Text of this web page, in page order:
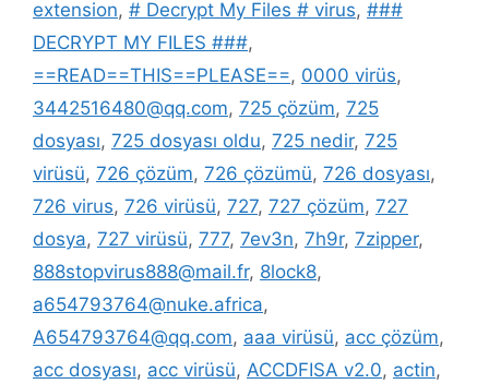
extension, # Decrypt My Files # virus, ###
DECRYPT MY FILES ###,
==READ==THIS==PLEASE==, 0000 virüs,
3442516480@qq.com, 725 çözüm, 725
dosyası, 725 dosyası oldu, 725 nedir, 725
virüsü, 726 çözüm, 726 çözümü, 726 dosyası,
726 virus, 726 virüsü, 727, 727 çözüm, 727
dosya, 727 virüsü, 777, 7ev3n, 7h9r, 7zipper,
888stopvirus888@mail.fr, 8lock8,
a654793764@nuke.africa,
A654793764@qq.com, aaa virüsü, acc çözüm,
acc dosyası, acc virüsü, ACCDFISA v2.0, actin,